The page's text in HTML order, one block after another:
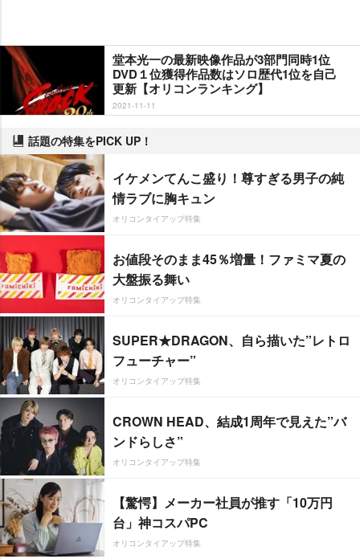
堂本光一の最新映像作品が3部門同時1位
DVD１位獲得作品数はソロ歴代1位を自己
更新【オリコンランキング】
2021-11-11
話題の特集をPICK UP！
イケメンてんこ盛り！尊すぎる男子の純
情ラブに胸キュン
オリコンタイアップ特集
お値段そのまま45％増量！ファミマ夏の
大盤振る舞い
オリコンタイアップ特集
SUPER★DRAGON、自ら描いた”レトロ
フューチャー”
オリコンタイアップ特集
CROWN HEAD、結成1周年で見えた”バ
ンドらしさ”
オリコンタイアップ特集
【驚愕】メーカー社員が推す「10万円
台」神コスパPC
オリコンタイアップ特集